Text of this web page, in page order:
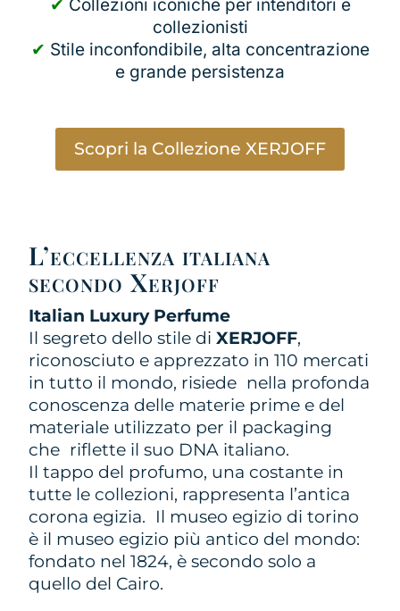
✔ Collezioni iconiche per intenditori e
collezionisti
✔ Stile inconfondibile, alta concentrazione
e grande persistenza
Scopri la Collezione XERJOFF
L’eccellenza italiana
secondo Xerjoff
Italian Luxury Perfume
Il segreto dello stile diXERJOFF,
riconosciuto e apprezzato in 110 mercati
in tutto il mondo, risiede nella profonda
conoscenza delle materie prime e del
materiale utilizzato per il packaging
che riflette il suo DNA italiano.
Il tappo del profumo, una costante in
tutte le collezioni, rappresenta l’antica
corona egizia. Il museo egizio di torino
è il museo egizio più antico del mondo:
fondato nel 1824, è secondo solo a
quello del Cairo.